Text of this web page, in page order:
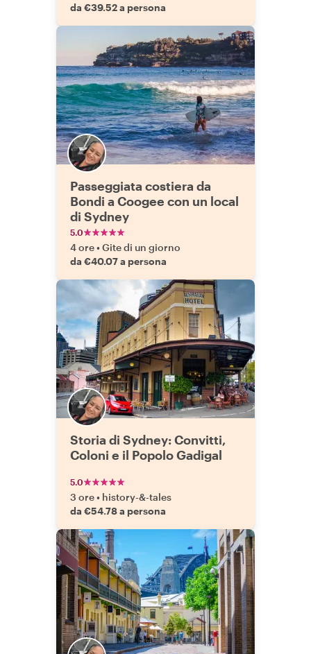
da €39.52 a persona
Passeggiata costiera da
Bondi a Coogee con un local
di Sydney
5.0
4 ore•Gite di un giorno
da €40.07 a persona
Storia di Sydney: Convitti,
Coloni e il Popolo Gadigal
5.0
3 ore• history-&-tales
da €54.78 a persona